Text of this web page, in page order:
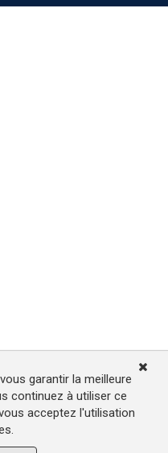
garantir la meilleure
continuez à utiliser ce
acceptez l'utilisation